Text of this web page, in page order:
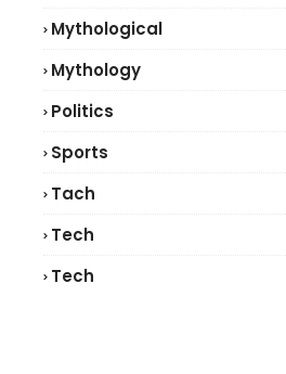
Mythological
Mythology
Politics
Sports
Tach
Tech
Tech